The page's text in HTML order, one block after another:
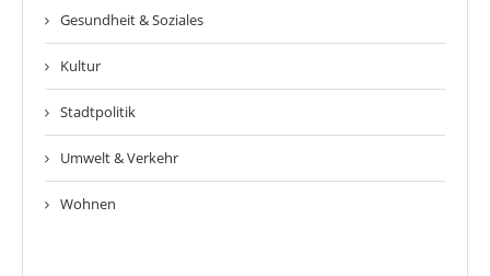
Gesundheit & Soziales
Kultur
Stadtpolitik
Umwelt & Verkehr
Wohnen